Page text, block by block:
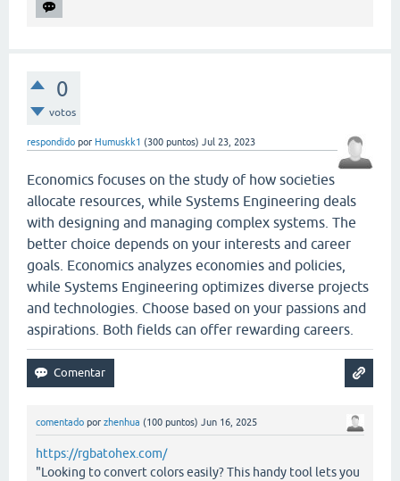
0
votos
respondido por Humuskk1 (300 puntos) Jul 23, 2023
Economics focuses on the study of how societies
allocate resources, while Systems Engineering deals
with designing and managing complex systems. The
better choice depends on your interests and career
goals. Economics analyzes economies and policies,
while Systems Engineering optimizes diverse projects
and technologies. Choose based on your passions and
aspirations. Both fields can offer rewarding careers.
comentado por zhenhua (100 puntos) Jun 16, 2025
https://rgbatohex.com/
"Looking to convert colors easily? This handy tool lets you